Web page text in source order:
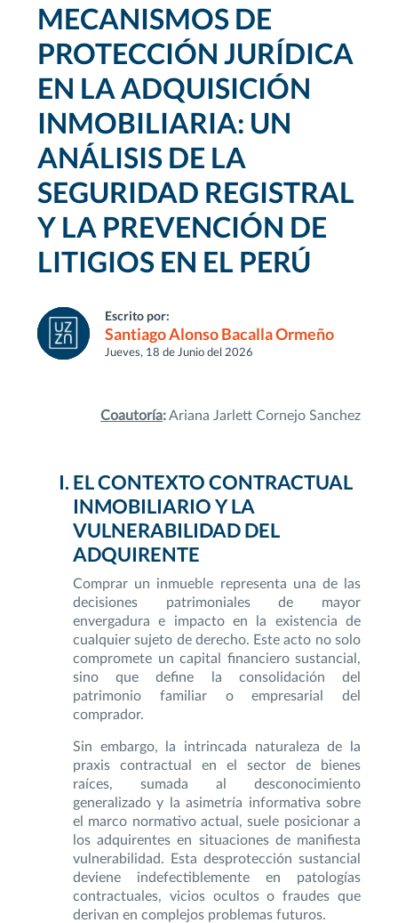
MECANISMOS DE
PROTECCIÓN JURÍDICA
EN LA ADQUISICIÓN
INMOBILIARIA: UN
ANÁLISIS DE LA
SEGURIDAD REGISTRAL
Y LA PREVENCIÓN DE
LITIGIOS EN EL PERÚ
Escrito por:
Santiago Alonso Bacalla Ormeño
Jueves, 18 de Junio del 2026
Coautoría:Ariana Jarlett Cornejo Sanchez
EL CONTEXTO CONTRACTUAL
INMOBILIARIO Y LA
VULNERABILIDAD DEL
ADQUIRENTE
Comprar un inmueble representa una de las
decisiones patrimoniales de mayor
envergadura e impacto en la existencia de
cualquier sujeto de derecho. Este acto no solo
compromete un capital financiero sustancial,
sino que define la consolidación del
patrimonio familiar o empresarial del
comprador.
Sin embargo, la intrincada naturaleza de la
praxis contractual en el sector de bienes
raíces, sumada al desconocimiento
generalizado y la asimetría informativa sobre
el marco normativo actual, suele posicionar a
los adquirentes en situaciones de manifiesta
vulnerabilidad. Esta desprotección sustancial
deviene indefectiblemente en patologías
contractuales, vicios ocultos o fraudes que
derivan en complejos problemas futuros.